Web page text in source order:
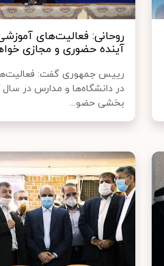
روحانی: فعالیت‌های
آینده حضوری و مجازی
رییس جمهوری گفت:
در دانشگاه‌ها و مدارس در سال
بخشی حضو...